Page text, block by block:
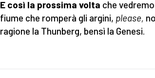
E così la prossima volta che
fiume che romperà gli argini, please,
ragione la Thunberg, bensì la Genesi.